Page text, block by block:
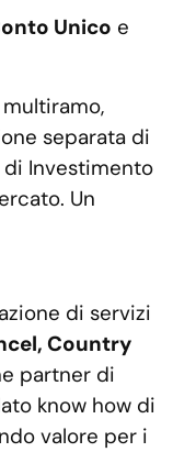
Unico e
separata di
di Investimento
Un
di servizi
Country
partner di
know how di
valore per i